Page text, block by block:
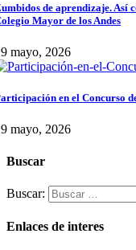
de aprendizaje. Así
Mayor de los Andes
mayo, 2026
en el Concurso
mayo, 2026
Buscar
Buscar:
Enlaces de interes